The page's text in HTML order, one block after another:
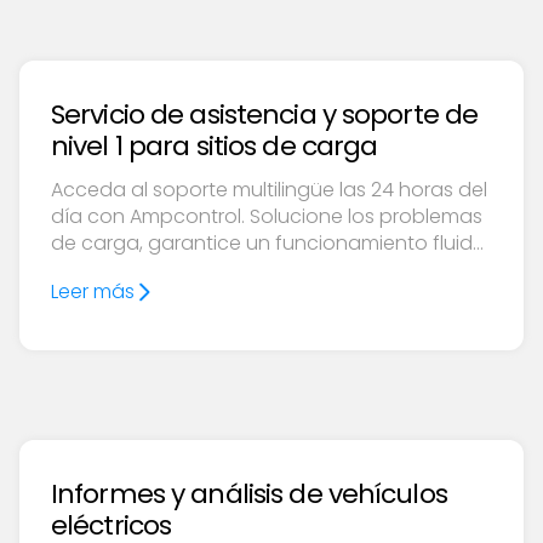
Servicio de asistencia y soporte de
nivel 1 para sitios de carga
Acceda al soporte multilingüe las 24 horas del
día con Ampcontrol. Solucione los problemas
de carga, garantice un funcionamiento fluido
sitio.
Leer más
Informes y análisis de vehículos
eléctricos